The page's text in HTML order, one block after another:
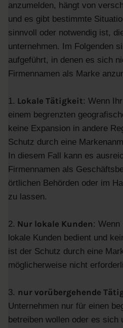
anzumelden, hängt von
und es gibt bestimmte
sinnvoll oder notwendig ist,
unternehmen. Im Folgenden
aufgeführt, in denen es sich
Firmennamen als Marke
1. Lokale Tätigkeit: Wenn
einem begrenzten
keine Expansion in andere
Schutz durch eine
In diesem Fall kann es
Firmennamen als
örtlichen Behörden oder im
zu lassen.
2. Nur lokale Kunden : Wenn
lokale Kunden bedient und
ist der Schutz durch eine
möglicherweise nicht
3. nur vorübergehende
Unternehmen nur für einen
betreiben wollen oder es